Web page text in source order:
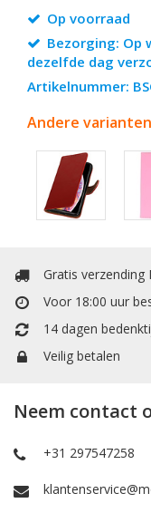
Op voorraad
Bezorging: Op
dezelfde dag
Artikelnummer:
Andere
Gratis verzending
Voor 18:00 uur
14 dagen
Veilig betalen
Neem contact
+31 297547258